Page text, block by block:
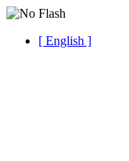
[ English ]